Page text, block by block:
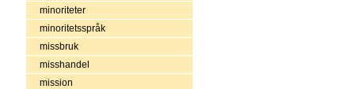
minoriteter
minoritetsspråk
missbruk
misshandel
mission